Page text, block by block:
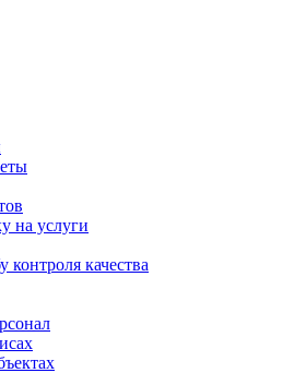
на услуги
контроля качества